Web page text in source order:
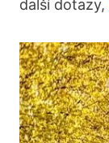
další dotazy,